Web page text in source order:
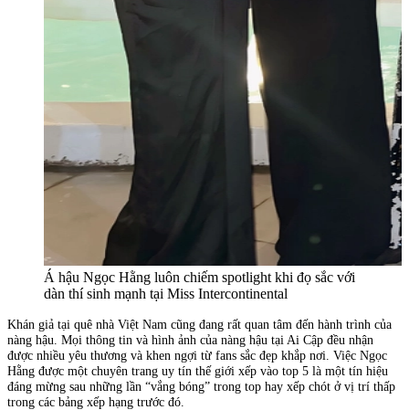
Á hậu Ngọc Hằng luôn chiếm spotlight khi đọ sắc với
dàn thí sinh mạnh tại Miss Intercontinental
Khán giả tại quê nhà Việt Nam cũng đang rất quan tâm đến hành trình của
nàng hậu. Mọi thông tin và hình ảnh của nàng hậu tại Ai Cập đều nhận
được nhiều yêu thương và khen ngợi từ fans sắc đẹp khắp nơi. Việc Ngọc
Hằng được một chuyên trang uy tín thế giới xếp vào top 5 là một tín hiệu
đáng mừng sau những lần “vắng bóng” trong top hay xếp chót ở vị trí thấp
trong các bảng xếp hạng trước đó.